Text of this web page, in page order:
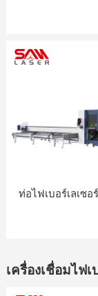
ท่อไฟเบอร์เลเซอ
เครื่องเชื่อมไฟเ